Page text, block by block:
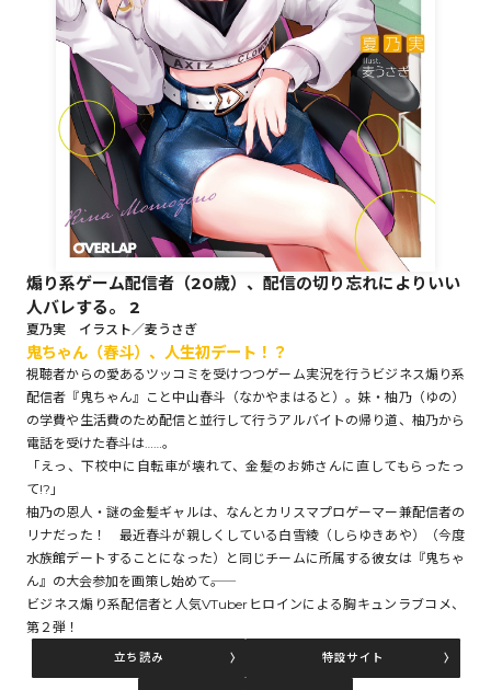
オーバーラップノベルスf
ロサージュノベルス
コミックガルド
リキューレ
コミックパルフェ
コミックエッセイ
閉じる
煽り系ゲーム配信者（20歳）、配信の切り忘れによりいい
人バレする。 2
夏乃実 イラスト／麦うさぎ
鬼ちゃん（春斗）、人生初デート！？
視聴者からの愛あるツッコミを受けつつゲーム実況を行うビジネス煽り系
配信者『鬼ちゃん』こと中山春斗（なかやまはると）。妹・柚乃（ゆの）
の学費や生活費のため配信と並行して行うアルバイトの帰り道、柚乃から
電話を受けた春斗は……。
「えっ、下校中に自転車が壊れて、金髪のお姉さんに直してもらったっ
て!?」
柚乃の恩人・謎の金髪ギャルは、なんとカリスマプロゲーマー兼配信者の
リナだった！ 最近春斗が親しくしている白雪綾（しらゆきあや）（今度
水族館デートすることになった）と同じチームに所属する彼女は『鬼ちゃ
ん』の大会参加を画策し始めて――。
ビジネス煽り系配信者と人気VTuberヒロインによる胸キュンラブコメ、
第２弾！
立ち読み 特設サイト